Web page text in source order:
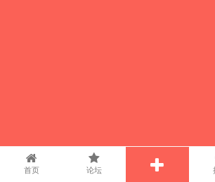
首页 论坛